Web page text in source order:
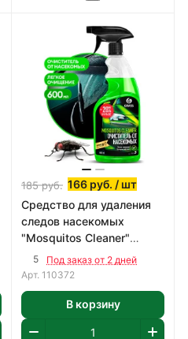
185руб. 166 руб. / шт
Средство для удаления
следов насекомых
"Mosquitos Cleaner"
(флакон 600 мл)
5
Под заказ от 2 дней
Арт. 110372
В корзину